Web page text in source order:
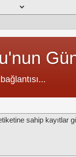
sahip kayıtlar